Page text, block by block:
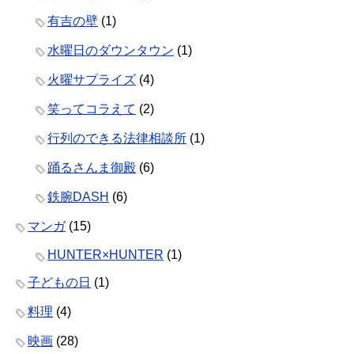
有吉の壁 (1)
水曜日のダウンタウン (1)
火曜サプライズ (4)
笑ってコラえて (2)
行列のできる法律相談所 (1)
踊るさんま御殿 (6)
鉄腕DASH (6)
マンガ(15)
HUNTER×HUNTER (1)
子どもの日 (1)
料理 (4)
映画 (28)